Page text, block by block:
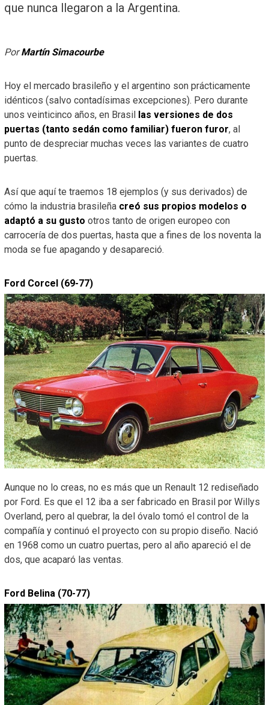
que nunca llegaron a la Argentina.
PorMartín Simacourbe
Hoy el mercado brasileño y el argentino son prácticamente
idénticos (salvo contadísimas excepciones). Pero durante
unos veinticinco años, en Brasil
las versiones de dos
puertas (tanto sedán como familiar) fueron furor, al
punto de despreciar muchas veces las variantes de cuatro
puertas.
Así que aquí te traemos 18 ejemplos (y sus derivados) de
cómo la industria brasileña creó sus propios modelos o
adaptó a su gusto otros tanto de origen europeo con
carrocería de dos puertas, hasta que a fines de los noventa la
moda se fue apagando y desapareció.
Ford Corcel (69-77)
Aunque no lo creas, no es más que un Renault 12 rediseñado
por Ford. Es que el 12 iba a ser fabricado en Brasil por Willys
Overland, pero al quebrar, la del óvalo tomó el control de la
compañía y continuó el proyecto con su propio diseño. Nació
en 1968 como un cuatro puertas, pero al año apareció el de
dos, que acaparó las ventas.
Ford Belina (70-77)